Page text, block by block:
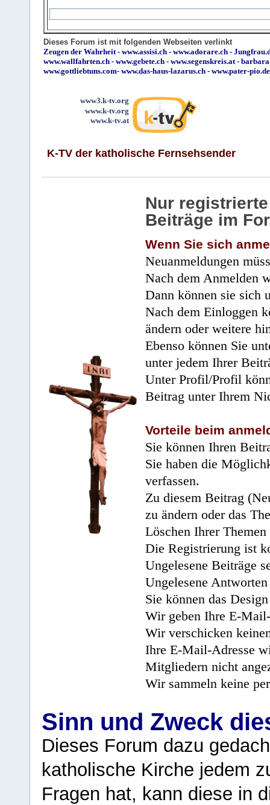
Dieses Forum ist mit folgenden Webseiten verlinkt
Zeugen der Wahrheit - www.assisi.ch - www.adorare.ch -
www.wallfahrten.ch - www.gebete.ch - www.segenskreis.at -
www.gottliebtuns.com- www.das-haus-lazarus.ch - www.pater-pio.de
www3.k-tv.org
www.k-tv.org
www.k-tv.at
K-TV der katholische Fernsehsender
Nur
Beiträge im
Wenn Sie sich
Neuanmeldungen
Nach dem Anmelden
Dann können sie sich
Nach dem Einloggen
ändern oder weitere
Ebenso können Sie
unter jedem Ihrer
Unter Profil/Profil
Beitrag unter Ihrem
Vorteile beim
Sie können Ihren
Sie haben die
verfassen.
Zu diesem Beitrag
zu ändern oder das
Löschen Ihrer
Die Registrierung ist
Ungelesene Beiträge
Ungelesene
Sie können das
Wir geben Ihre E-
Wir verschicken
Ihre E-Mail-Adresse
Mitgliedern nicht
Wir sammeln keine
Sinn und Zweck
Dieses Forum dazu
katholische Kirche jedem
Fragen hat, kann diese in